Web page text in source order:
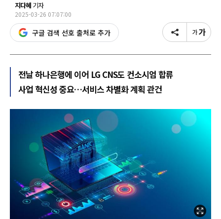
지다혜 기자
2025-03-26 07:07:00
구글 검색 선호 출처로 추가
전날 하나은행에 이어 LG CNS도 컨소시엄 합류
사업 혁신성 중요…서비스 차별화 계획 관건